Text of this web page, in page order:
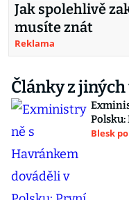
Jak spolehlivě
musíte znát
Reklama
Články z
Blesk